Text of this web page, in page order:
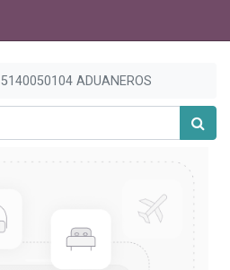
5140050104 ADUANEROS